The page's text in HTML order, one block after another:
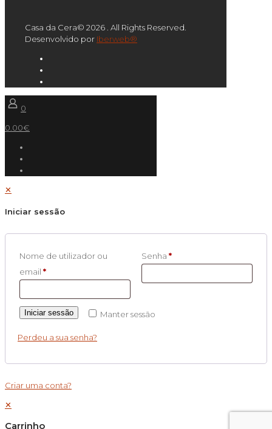
Casa da Cera© 2026 . All Rights Reserved.
Desenvolvido por Iberweb®
0
0.00€
✕
Iniciar sessão
Nome de utilizador ou
email *
Senha *
Manter sessão
Iniciar sessão
Perdeu a sua senha?
Criar uma conta?
✕
Carrinho